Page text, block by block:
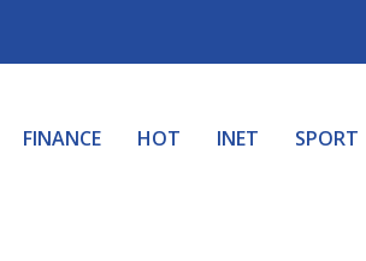
FINANCE HOT INET SPORT